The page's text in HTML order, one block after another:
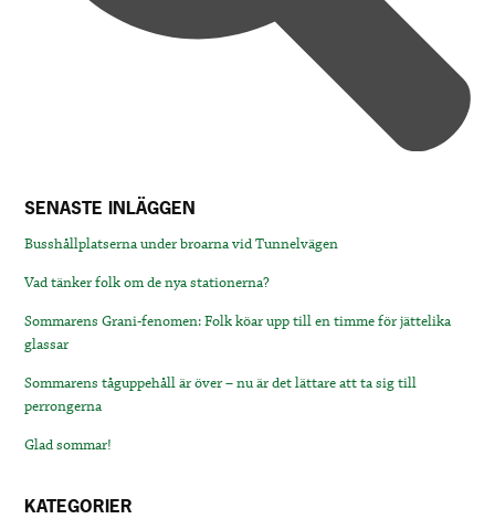
SENASTE INLÄGGEN
Busshållplatserna under broarna vid Tunnelvägen
Vad tänker folk om de nya stationerna?
Sommarens Grani-fenomen: Folk köar upp till en timme för jättelika
glassar
Sommarens tåguppehåll är över – nu är det lättare att ta sig till
perrongerna
Glad sommar!
KATEGORIER